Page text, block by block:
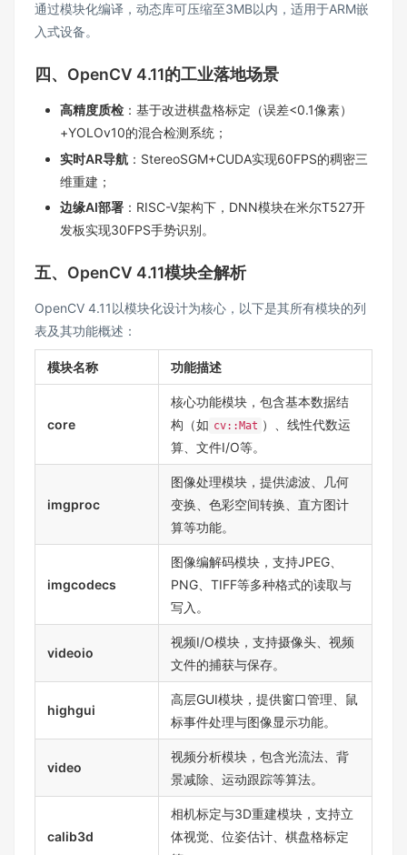
通过模块化编译，动态库可压缩至3MB以内，适用于ARM嵌
入式设备。
四、OpenCV 4.11的工业落地场景
高精度质检 ：基于改进棋盘格标定（误差<0.1像素）
+YOLOv10的混合检测系统；
实时AR导航 ：StereoSGM+CUDA实现60FPS的稠密三
维重建；
边缘AI部署 ：RISC-V架构下，DNN模块在米尔T527开
发板实现30FPS手势识别。
五、OpenCV 4.11模块全解析
OpenCV 4.11以模块化设计为核心，以下是其所有模块的列
表及其功能概述：
模块名称 功能描述
core
核心功能模块，包含基本数据结
构（如 cv::Mat ）、线性代数运
算、文件I/O等。
imgproc
图像处理模块，提供滤波、几何
变换、色彩空间转换、直方图计
算等功能。
imgcodecs
图像编解码模块，支持JPEG、
PNG、TIFF等多种格式的读取与
写入。
videoio
视频I/O模块，支持摄像头、视频
文件的捕获与保存。
highgui
高层GUI模块，提供窗口管理、鼠
标事件处理与图像显示功能。
video
视频分析模块，包含光流法、背
景减除、运动跟踪等算法。
calib3d
相机标定与3D重建模块，支持立
体视觉、位姿估计、棋盘格标定